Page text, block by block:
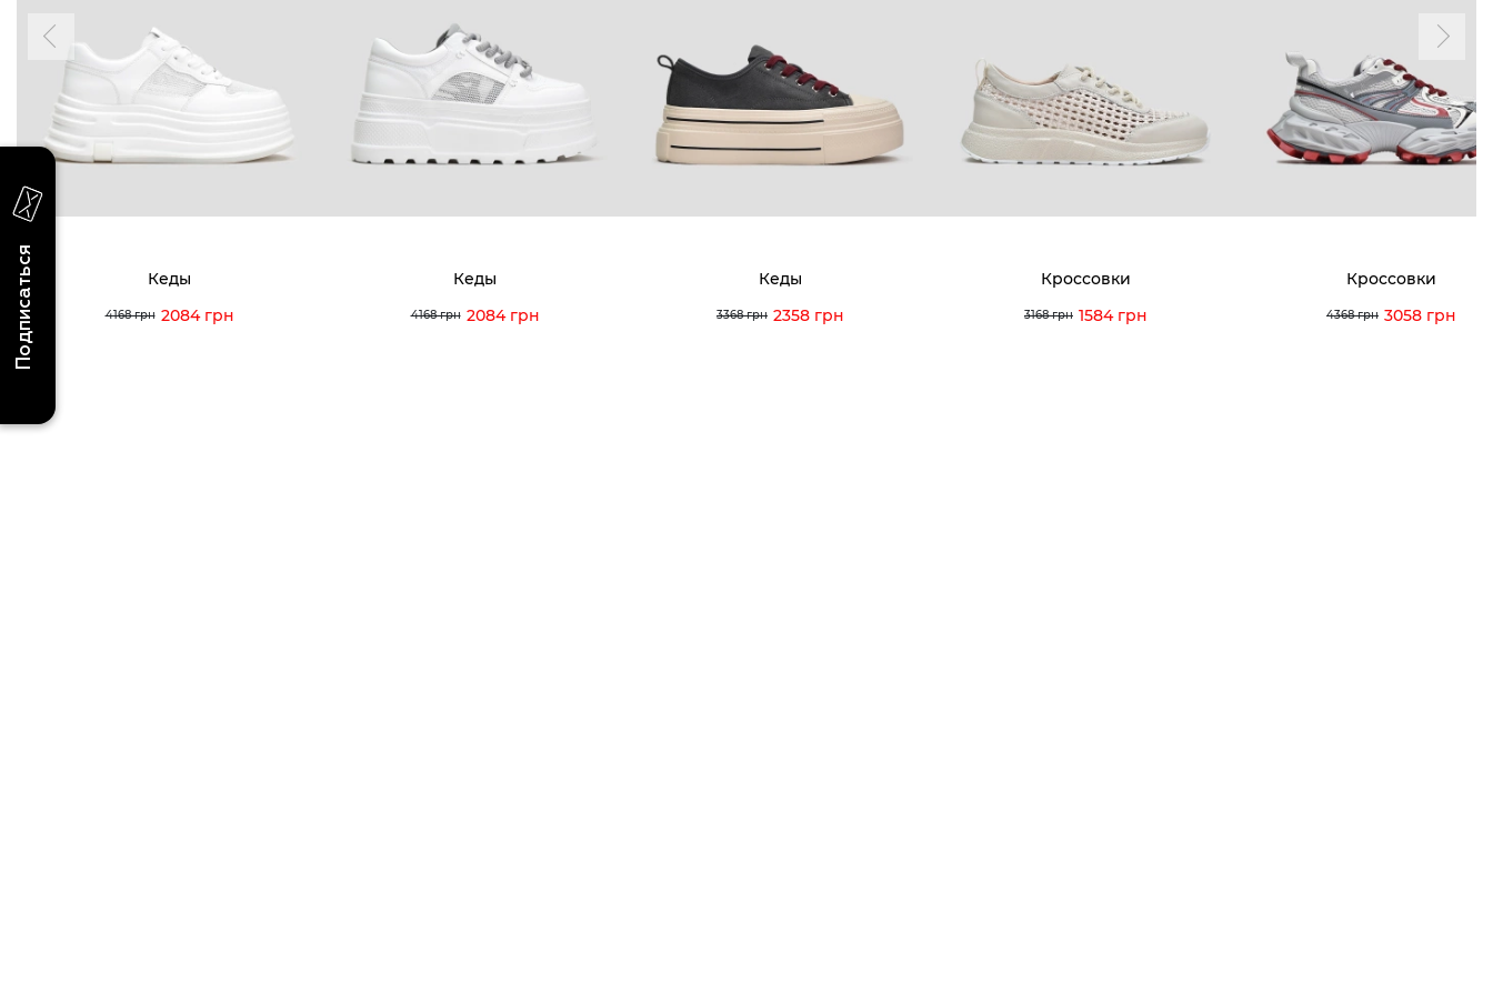
Кеды
4168 грн 2084 грн
Кеды
4168 грн 2084 грн
Кеды
3368 грн 2358 грн
Кроссовки
3168 грн 1584 грн
Кроссовки
4368 грн 3058 грн
акциях и событиях
Для него
0 (993) 58-60-56
0 (933) 35-59-12
0 (973) 89-43-98
Мы гордимся
Вакансии и Работа
Наши магазины
Доставка и оплата
Гарантия и возврат
Мои просмотры
Подписаться